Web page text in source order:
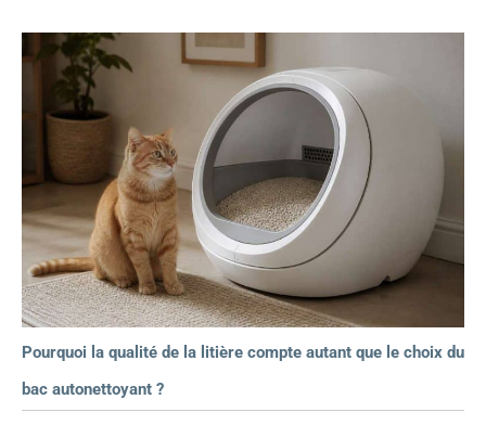
Pourquoi la qualité de la litière compte autant que le choix du
bac autonettoyant ?